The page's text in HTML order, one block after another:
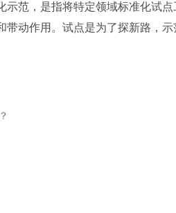
示范，是指将特定领域标准化试
动作用。试点是为了探新路，示